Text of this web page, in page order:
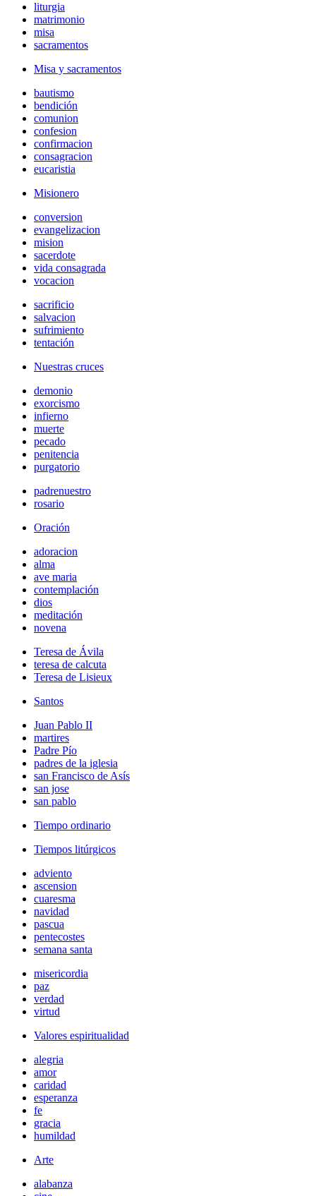
liturgia
matrimonio
misa
sacramentos
Misa y sacramentos
bautismo
bendición
comunion
confesion
confirmacion
consagracion
eucaristia
Misionero
conversion
evangelizacion
mision
sacerdote
vida consagrada
vocacion
sacrificio
salvacion
sufrimiento
tentación
Nuestras cruces
demonio
exorcismo
infierno
muerte
pecado
penitencia
purgatorio
padrenuestro
rosario
Oración
adoracion
alma
ave maria
contemplación
dios
meditación
novena
Teresa de Ávila
teresa de calcuta
Teresa de Lisieux
Santos
Juan Pablo II
martires
Padre Pío
padres de la iglesia
san Francisco de Asís
san jose
san pablo
Tiempo ordinario
Tiempos litúrgicos
adviento
ascension
cuaresma
navidad
pascua
pentecostes
semana santa
misericordia
paz
verdad
virtud
Valores espiritualidad
alegria
amor
caridad
esperanza
fe
gracia
humildad
Arte
alabanza